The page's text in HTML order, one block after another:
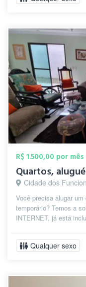
R$ 1.500,00 por mês
Quartos,
Cidade dos
Você precisa alugar
temporário? Temos a
INTERNET, já está
Qualquer sexo